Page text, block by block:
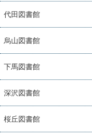
代田図書館
烏山図書館
下馬図書館
深沢図書館
桜丘図書館